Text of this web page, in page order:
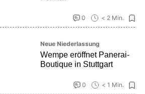
0 < 2 Min.
Neue Niederlassung
Wempe eröffnet Panerai-
Boutique in Stuttgart
0 < 1 Min.